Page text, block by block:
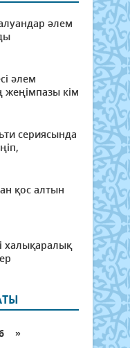
әлем
әлем
кім
сериясында
қос алтын
халықаралық
»